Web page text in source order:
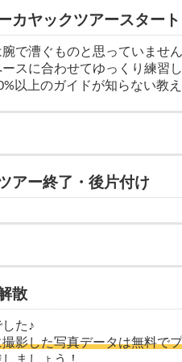
カヤックツアースタート
腕で漕ぐものと思っていませ
スに合わせてゆっくり練習
以上のガイドが知らない教
ー終了・後片付け
散
た♪
影した写真データは無料で